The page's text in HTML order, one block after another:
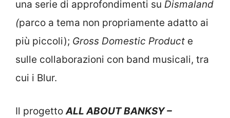
una serie di approfondimenti su Dismaland
(parco a tema non propriamente adatto ai
più piccoli); Gross Domestic Product e
sulle collaborazioni con band musicali, tra
cui i Blur.
Il progettoALL ABOUT BANKSY –